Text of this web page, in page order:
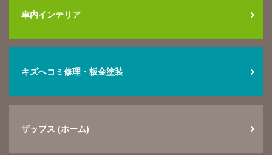
車内インテリア
キズへコミ修理・板金塗装
ザップス (ホーム)